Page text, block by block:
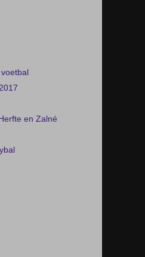
en Zalné